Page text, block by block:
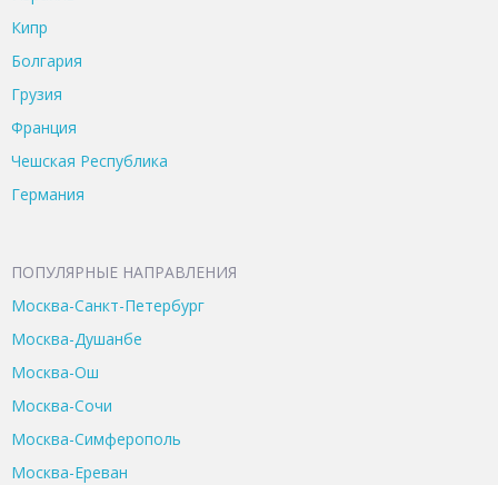
Кипр
Болгария
Грузия
Франция
Чешская Республика
Германия
ПОПУЛЯРНЫЕ НАПРАВЛЕНИЯ
Москва-Санкт-Петербург
Москва-Душанбе
Москва-Ош
Москва-Сочи
Москва-Симферополь
Москва-Ереван